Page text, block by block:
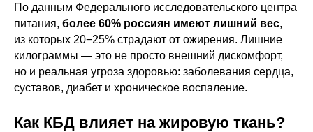
По данным Федерального исследовательского центра
питания, более 60% россиян имеют лишний вес,
из которых 20−25% страдают от ожирения. Лишние
килограммы — это не просто внешний дискомфорт,
но и реальная угроза здоровью: заболевания сердца,
суставов, диабет и хроническое воспаление.
Как КБД влияет на жировую ткань?